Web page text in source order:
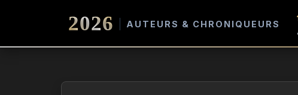
2026 AUTEURS & CHRONIQUEURS